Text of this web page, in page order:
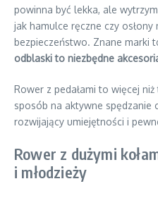
powinna być lekka, ale
jak hamulce ręczne czy osłony
bezpieczeństwo. Znane marki
odblaski to niezbędne
Rower z pedałami to więcej
sposób na aktywne spędzanie
rozwijający umiejętności i
Rower z dużymi
i młodzieży